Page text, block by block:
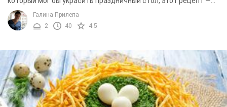
это именно то, что вам нужно. Салат ...
Галина Прилепа
2
40 4.5